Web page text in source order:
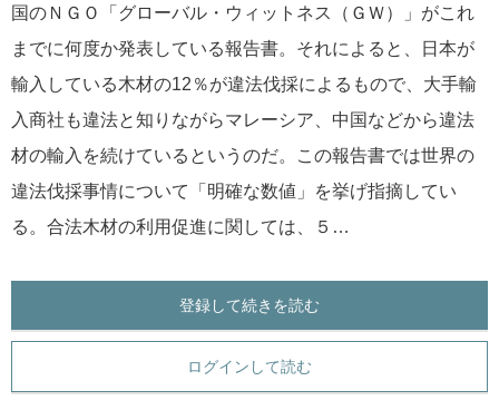
国のＮＧＯ「グローバル・ウィットネス（ＧＷ）」がこれ
までに何度か発表している報告書。それによると、日本が
輸入している木材の12％が違法伐採によるもので、大手輸
入商社も違法と知りながらマレーシア、中国などから違法
材の輸入を続けているというのだ。この報告書では世界の
違法伐採事情について「明確な数値」を挙げ指摘してい
る。合法木材の利用促進に関しては、５…
登録して続きを読む
ログインして読む